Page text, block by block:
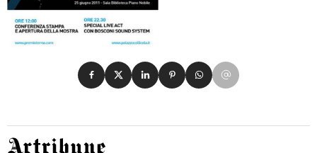
Condividi su Facebook
Condividi su X
Condividi su LinkedIn
Condividi su Pinterest
Condividi su WhatsApp
Condividi su Email
Artribune